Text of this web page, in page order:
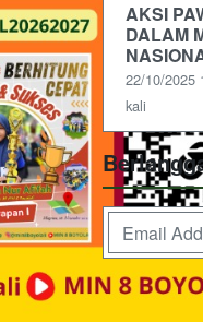
AKSI
DALAM
22/10/2025
kali